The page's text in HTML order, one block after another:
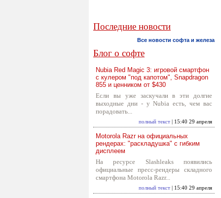
Последние новости
Все новости софта и железа
Блог о софте
Nubia Red Magic 3: игровой смартфон
с кулером "под капотом", Snapdragon
855 и ценником от $430
Если вы уже заскучали в эти долгие
выходные дни - у Nubia есть, чем вас
порадовать...
полный текст | 15:40 29 апреля
Motorola Razr на официальных
рендерах: "раскладушка" с гибким
дисплеем
На ресурсе Slashleaks появились
официальные пресс-рендеры складного
смартфона Motorola Razr...
полный текст | 15:40 29 апреля